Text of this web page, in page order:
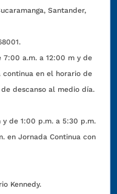
Santander,
7:00 a.m. a 12:00 m y de
continua en el horario de
descanso al medio día.
de 1:00 p.m. a 5:30 p.m.
Jornada Continua con
Kennedy.